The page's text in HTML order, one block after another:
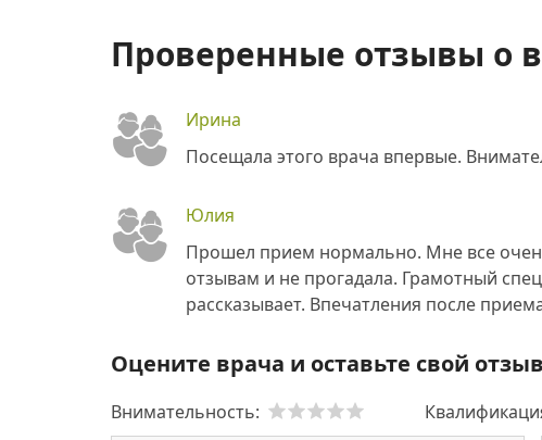
Проверенные отзывы о
Ирина
Посещала этого врача впервые.
Юлия
Прошел прием нормально. Мне все
отзывам и не прогадала. Грамотный
рассказывает. Впечатления после
Оцените врача и оставьте свой отзыв
Внимательность: